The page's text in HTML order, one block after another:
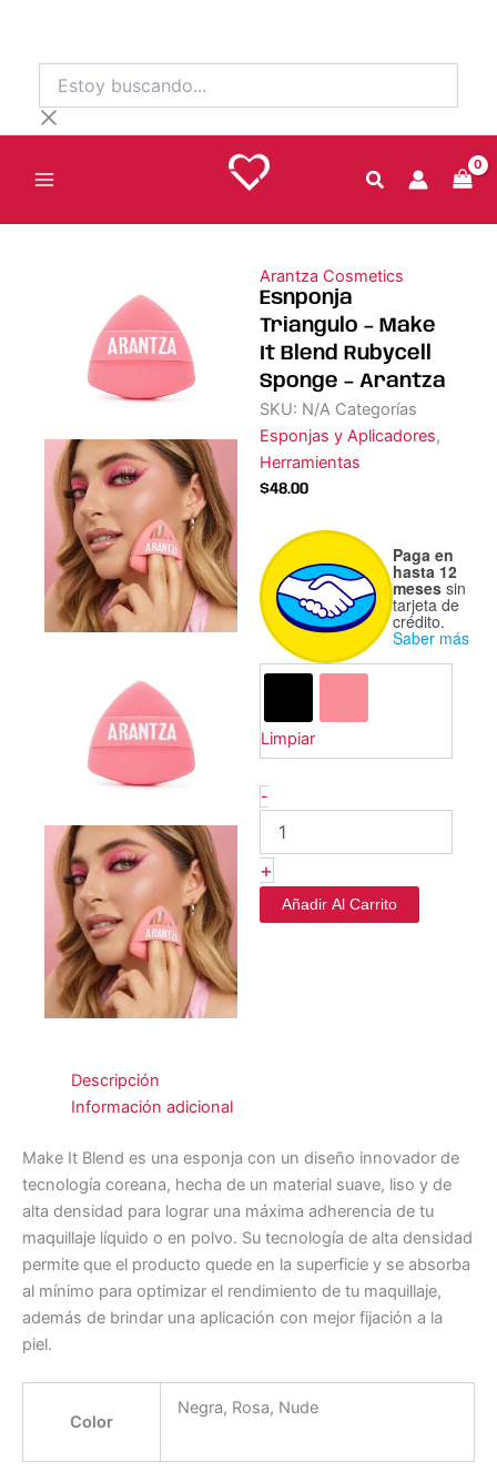
contenido
buscando...
Arantza Cosmetics
Esnponja
Triangulo – Make
It Blend Rubycell
Sponge – Arantza
SKU: N/A Categorías
Esponjas y Aplicadores,
Herramientas
$48.00
Paga en
hasta 12
meses sin
tarjeta de
crédito.
Saber más
Limpiar
-
Esnponja
Triangulo
Make
It
Blend
Rubycell
-
Arantza
cantidad
+
Añadir Al Carrito
Descripción
Información adicional
Make It Blend es una esponja con un diseño innovador de
tecnología coreana, hecha de un material suave, liso y de
alta densidad para lograr una máxima adherencia de tu
maquillaje líquido o en polvo. Su tecnología de alta densidad
permite que el producto quede en la superficie y se absorba
al mínimo para optimizar el rendimiento de tu maquillaje,
además de brindar una aplicación con mejor fijación a la
piel.
Color
Negra, Rosa, Nude